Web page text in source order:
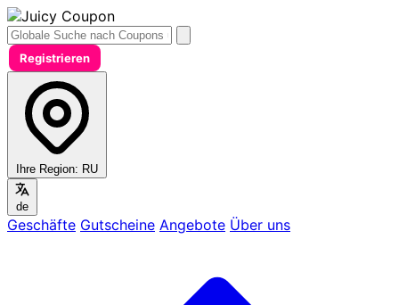
Registrieren
Ihre Region: RU
de
Geschäfte Gutscheine Angebote Über uns